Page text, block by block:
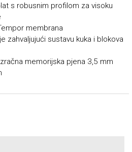
s robusnim profilom za visoku
membrana
zahvaljujući sustavu kuka i blokova
memorijska pjena 3,5 mm